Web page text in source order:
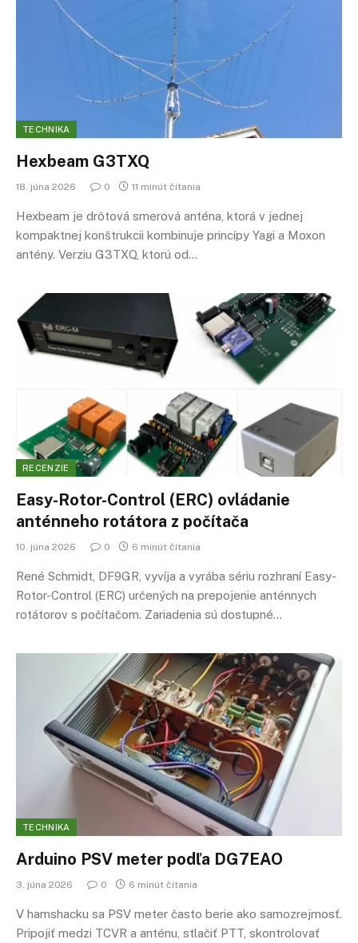
TECHNIKA
Hexbeam G3TXQ
18. júna 2026 0 11 minút čítania
Hexbeam je drôtová smerová anténa, ktorá v jednej
kompaktnej konštrukcii kombinuje princípy Yagi a Moxon
antény. Verziu G3TXQ, ktorú od…
RECENZIE
Easy-Rotor-Control (ERC) ovládanie
anténneho rotátora z počítača
10. júna 2026 0 6 minút čítania
René Schmidt, DF9GR, vyvíja a vyrába sériu rozhraní Easy-
Rotor-Control (ERC) určených na prepojenie anténnych
rotátorov s počítačom. Zariadenia sú dostupné…
TECHNIKA
Arduino PSV meter podľa DG7EAO
3. júna 2026 0 6 minút čítania
V hamshacku sa PSV meter často berie ako samozrejmosť.
Pripojiť medzi TCVR a anténu, stlačiť PTT, skontrolovať